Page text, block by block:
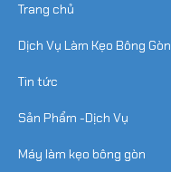
Trang chủ
Dịch Vụ Làm Kẹo Bông Gòn
Tin tức
Sản Phẩm -Dịch Vụ
Máy làm kẹo bông gòn